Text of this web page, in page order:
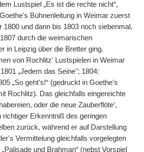
Lustspiel „Es ist die rechte nicht“,
Bühnenleitung in Weimar zuerst
1800 und dann bis 1803 noch siebenmal,
durch die weimarischen
in Leipzig über die Bretter ging.
von Rochlitz' Lustspielen in Weimar
„Jedem das Seine"; 1804:
„So geht's!“ (gedruckt in Goethe's
Rochlitz). Das gleichfalls eingereichte
oder die neue Zauberflöte',
richtiger Erkenntniß des geringen
zurück, während er auf Darstellung
Vermittelung gleichfalls vorgelegten
und Brahman“ (nebst Vorspiel